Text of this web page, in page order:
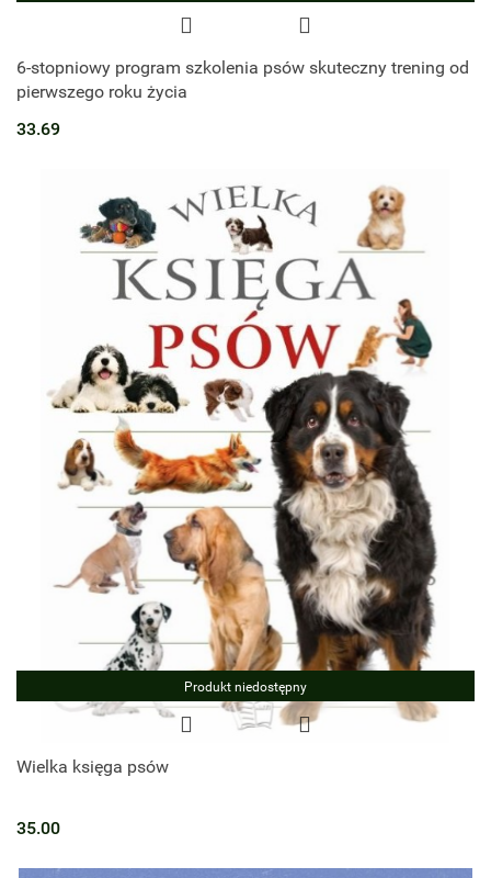
6-stopniowy program szkolenia psów skuteczny trening od
pierwszego roku życia
33.69
Produkt niedostępny
Wielka księga psów
35.00